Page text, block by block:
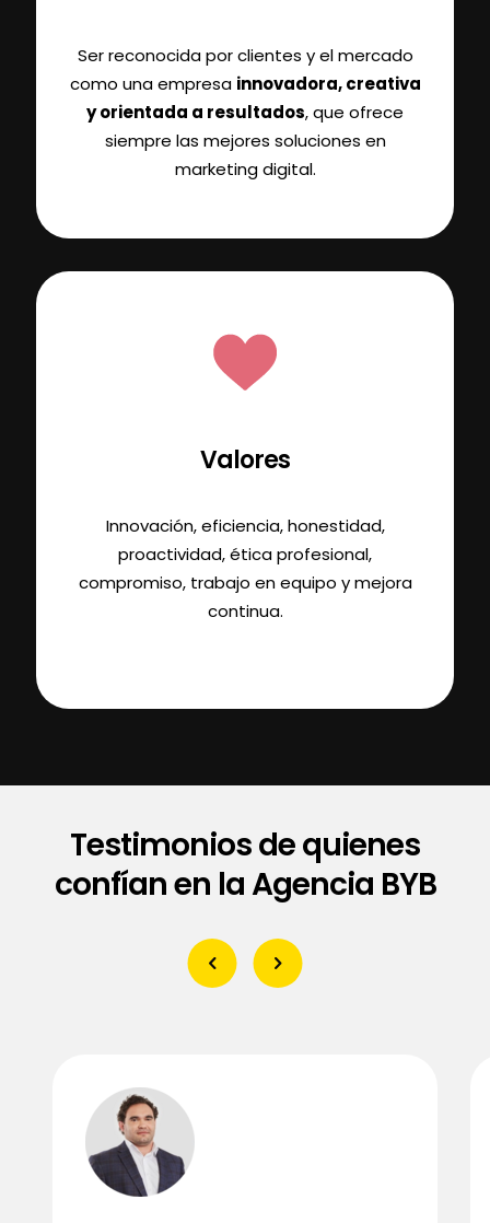
Ser reconocida por clientes y el mercado
como una empresa innovadora, creativa
y orientada a resultados, que ofrece
siempre las mejores soluciones en
marketing digital.
Valores
Innovación, eficiencia, honestidad,
proactividad, ética profesional,
compromiso, trabajo en equipo y mejora
continua.
Testimonios de quienes
confían en la Agencia BYB